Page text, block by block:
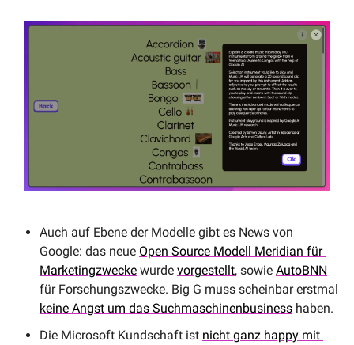
Auch auf Ebene der Modelle gibt es News von
Google: das neue Open Source Modell Meridian für
Marketingzwecke wurde vorgestellt, sowie AutoBNN
keine Angst um das Suchmaschinenbusiness haben.
Die Microsoft Kundschaft ist nicht ganz happy mit